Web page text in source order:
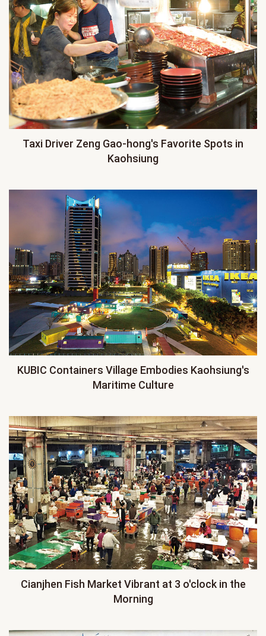
Taxi Driver Zeng Gao-hong's Favorite Spots in
Kaohsiung
KUBIC Containers Village Embodies Kaohsiung's
Maritime Culture
Cianjhen Fish Market Vibrant at 3 o'clock in the
Morning